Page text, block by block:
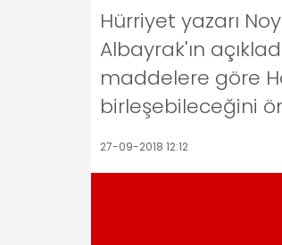
Hürriyet yazarı
Albayrak'ın
maddelere göre
birleşebileceğini
27-09-2018 12:12